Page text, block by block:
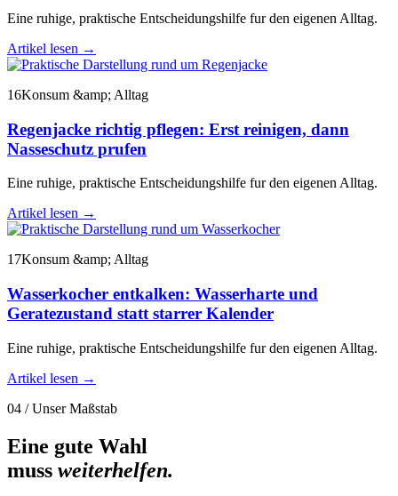
Eine ruhige, praktische Entscheidungshilfe fur den eigenen Alltag.
Artikel lesen →
16Konsum &amp; Alltag
Regenjacke richtig pflegen: Erst reinigen, dann
Nasseschutz prufen
Eine ruhige, praktische Entscheidungshilfe fur den eigenen Alltag.
Artikel lesen →
17Konsum &amp; Alltag
Wasserkocher entkalken: Wasserharte und
Geratezustand statt starrer Kalender
Eine ruhige, praktische Entscheidungshilfe fur den eigenen Alltag.
Artikel lesen →
04 / Unser Maßstab
Eine gute Wahl
muss weiterhelfen.